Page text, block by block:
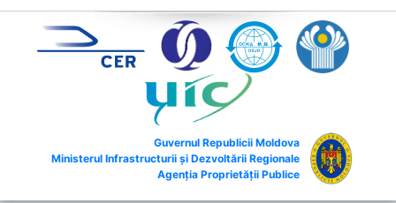
Guvernul Republicii Moldova
Ministerul Infrastructurii și Dezvoltării Regionale
Agenția Proprietății Publice